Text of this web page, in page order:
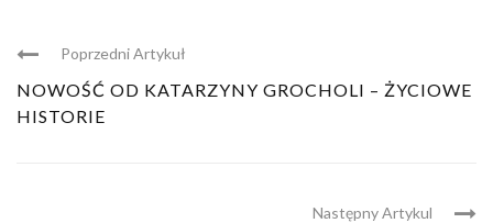
Poprzedni Artykuł
NOWOŚĆ OD KATARZYNY GROCHOLI – ŻYCIOWE
HISTORIE
Następny Artykul